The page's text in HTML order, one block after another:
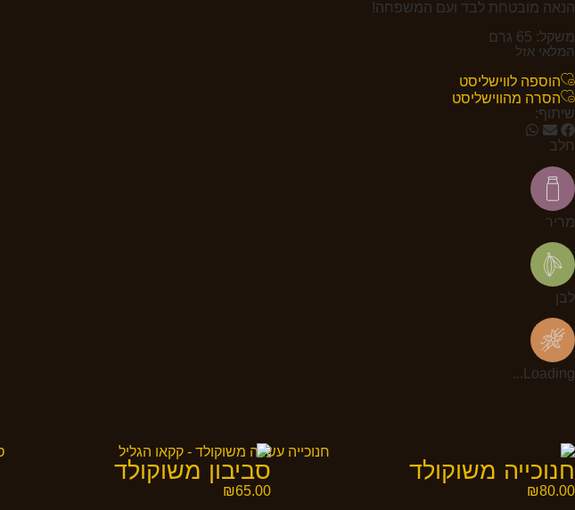
הנאה מובטחת לבד ועם המשפחה!
משקל: 65 גרם
המלאי אזל
הוספה לווישליסט
הסרה מהווישליסט
שיתוף:
חלב
מריר
לבן
Loading...
חנוכייה משוקולד
₪80.00
סביבון משוקולד
₪65.00